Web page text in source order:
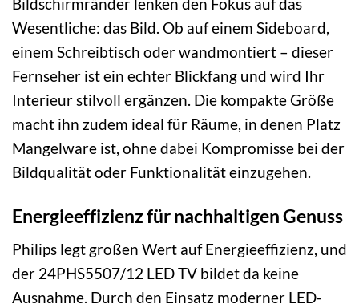
Wesentliche: das Bild. Ob auf einem Sideboard,
einem Schreibtisch oder wandmontiert – dieser
Fernseher ist ein echter Blickfang und wird Ihr
Interieur stilvoll ergänzen. Die kompakte Größe
macht ihn zudem ideal für Räume, in denen Platz
Mangelware ist, ohne dabei Kompromisse bei der
Bildqualität oder Funktionalität einzugehen.
Energieeffizienz für nachhaltigen Genuss
Philips legt großen Wert auf Energieeffizienz, und
der 24PHS5507/12 LED TV bildet da keine
Ausnahme. Durch den Einsatz moderner LED-